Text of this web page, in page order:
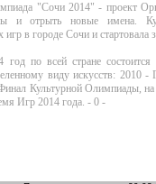
"Сочи 2014" - проект
и отрыть новые имена.
в городе Сочи и стартовала
по всей стране
виду искусств:
Культурной Олимпиады,
Игр 2014 года. - 0 -